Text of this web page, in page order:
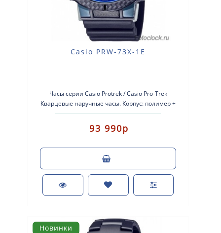
Casio PRW-73X-1E
Часы серии Casio Protrek / Casio Pro-Trek
Кварцевые наручные часы. Корпус: полимер +
нержавеющая сталь с ламинированным кар..
93 990р
Новинки